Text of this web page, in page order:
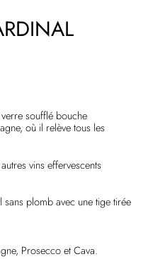
soufflé bouche
où il relève tous les
vins effervescents
plomb avec une tige tirée
Prosecco et Cava.